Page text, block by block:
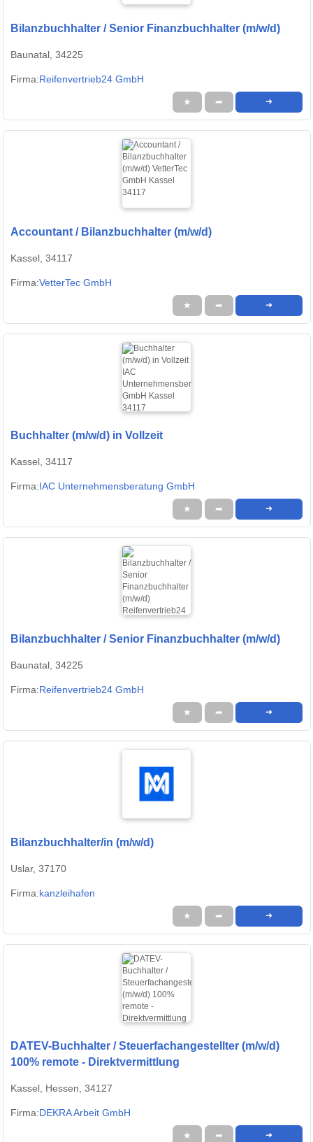
Bilanzbuchhalter / Senior Finanzbuchhalter (m/w/d)
Baunatal, 34225
Firma:Reifenvertrieb24 GmbH
★ ➦ ➜
Accountant / Bilanzbuchhalter (m/w/d)
Kassel, 34117
Firma:VetterTec GmbH
★ ➦ ➜
Buchhalter (m/w/d) in Vollzeit
Kassel, 34117
Firma:IAC Unternehmensberatung GmbH
★ ➦ ➜
Bilanzbuchhalter / Senior Finanzbuchhalter (m/w/d)
Baunatal, 34225
Firma:Reifenvertrieb24 GmbH
★ ➦ ➜
Bilanzbuchhalter/in (m/w/d)
Uslar, 37170
Firma:kanzleihafen
★ ➦ ➜
DATEV-Buchhalter / Steuerfachangestellter (m/w/d)
100% remote - Direktvermittlung
Kassel, Hessen, 34127
Firma:DEKRA Arbeit GmbH
★ ➦ ➜